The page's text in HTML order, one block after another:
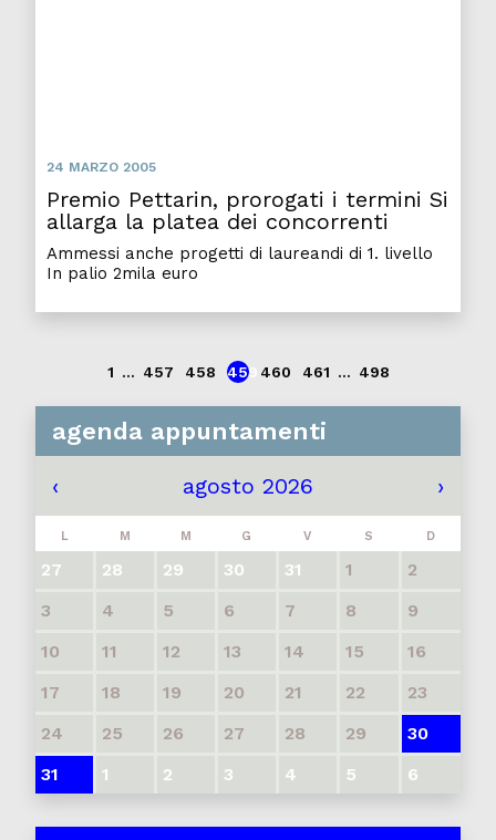
24 MARZO 2005
Premio Pettarin, prorogati i termini Si
allarga la platea dei concorrenti
Ammessi anche progetti di laureandi di 1. livello
In palio 2mila euro
1 ... 457 458 459 460 461 ... 498
agenda appuntamenti
‹ agosto 2026 ›
L M M G V S D
27 28 29 30 31 1
2
3
4 5 6 7 8
9
10
11 12 13 14 15
16
17
18 19 20 21 22
23
24
25 26 27 28 29
30
31
1 2 3 4 5 6